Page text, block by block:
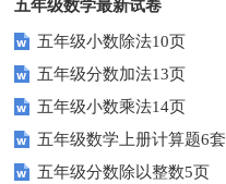
五年级数学最新试卷
五年级小数除法10页
五年级分数加法13页
五年级小数乘法14页
五年级数学上册计算题6套
五年级分数除以整数5页